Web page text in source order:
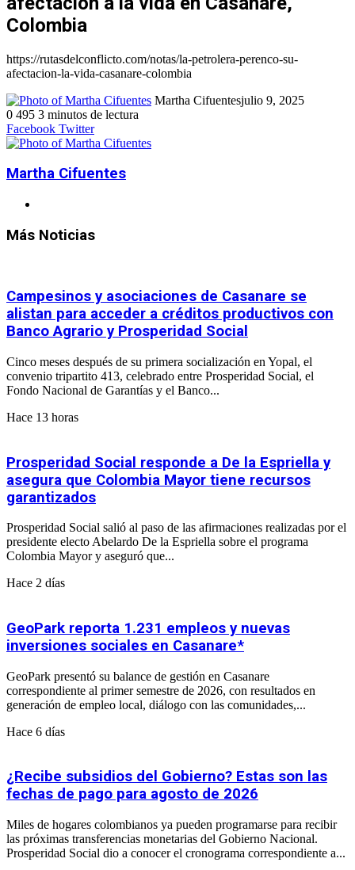
Colombia
https://rutasdelconflicto.com/notas/la-petrolera-perenco-su-
afectacion-la-vida-casanare-colombia
Martha Cifuentesjulio 9, 2025
0 495 3 minutos de lectura
Facebook
Twitter
LinkedIn
WhatsApp
Telegram
Compartir
por
electrónico
Imprimir
Facebook TwitterLinkedIn
Tumblr
Pinterest
Reddit
VKontakte
WhatsApp
Compartir
por
electrónico
Imprimir
Martha Cifuentes
Más Noticias
Campesinos y asociaciones de Casanare se
alistan para acceder a créditos productivos con
Banco Agrario y Prosperidad Social
Cinco meses después de su primera socialización en Yopal, el
convenio tripartito 413, celebrado entre Prosperidad Social, el
Fondo Nacional de Garantías y el Banco...
Hace 13 horas
Prosperidad Social responde a De la Espriella y
asegura que Colombia Mayor tiene recursos
garantizados
Prosperidad Social salió al paso de las afirmaciones realizadas por el
presidente electo Abelardo De la Espriella sobre el programa
Colombia Mayor y aseguró que...
Hace 2 días
GeoPark reporta 1.231 empleos y nuevas
inversiones sociales en Casanare*
GeoPark presentó su balance de gestión en Casanare
correspondiente al primer semestre de 2026, con resultados en
generación de empleo local, diálogo con las comunidades,...
Hace 6 días
¿Recibe subsidios del Gobierno? Estas son las
fechas de pago para agosto de 2026
Miles de hogares colombianos ya pueden programarse para recibir
las próximas transferencias monetarias del Gobierno Nacional.
Prosperidad Social dio a conocer el cronograma correspondiente a...